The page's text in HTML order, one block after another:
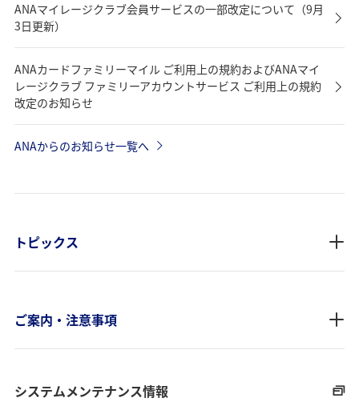
ANAマイレージクラブ会員サービスの一部改定について（9月
3日更新）
ANAカードファミリーマイル ご利用上の規約およびANAマイ
レージクラブ ファミリーアカウントサービス ご利用上の規約
改定のお知らせ
ANAからのお知らせ一覧へ
トピックス
ご案内・注意事項
システムメンテナンス情報